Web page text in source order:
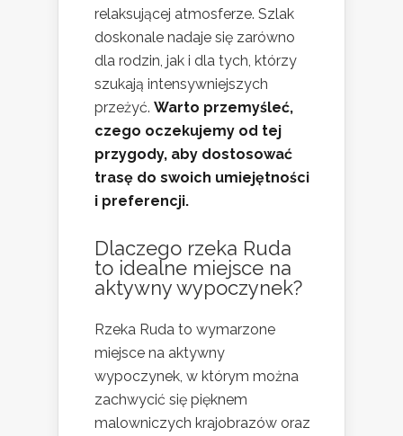
relaksującej atmosferze. Szlak
doskonale nadaje się zarówno
dla rodzin, jak i dla tych, którzy
szukają intensywniejszych
przeżyć. Warto przemyśleć,
czego oczekujemy od tej
przygody, aby dostosować
trasę do swoich umiejętności
i preferencji.
Dlaczego rzeka Ruda
to idealne miejsce na
aktywny wypoczynek?
Rzeka Ruda to wymarzone
miejsce na aktywny
wypoczynek, w którym można
zachwycić się pięknem
malowniczych krajobrazów oraz